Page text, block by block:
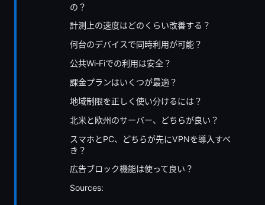
の？
計測上の速度はどのくらい改善する？
何台のデバイスで同時利用が可能？
公共Wi‑Fiでの利用は安全？
課金プランはいくつが最適？
地域制限を正しく使い分けるには？
北米と欧州のサーバー、どちらが良い？
スマホとPC、どちらが先にVPNを導入すべ
き？
広告ブロック機能は使って良い？
Sources: